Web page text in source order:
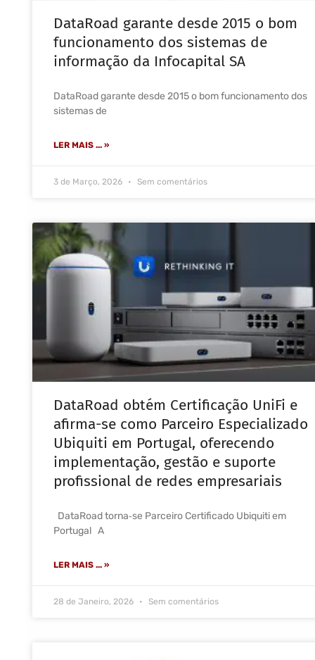
DataRoad garante desde 2015 o bom
funcionamento dos sistemas de
informação da Infocapital SA
DataRoad garante desde 2015 o bom funcionamento dos
sistemas de
LER MAIS ... »
3 de Março, 2026 Sem comentários
DataRoad obtém Certificação UniFi e
afirma-se como Parceiro Especializado
Ubiquiti em Portugal, oferecendo
implementação, gestão e suporte
profissional de redes empresariais
DataRoad torna‑se Parceiro Certificado Ubiquiti em
Portugal A
LER MAIS ... »
28 de Janeiro, 2026 Sem comentários